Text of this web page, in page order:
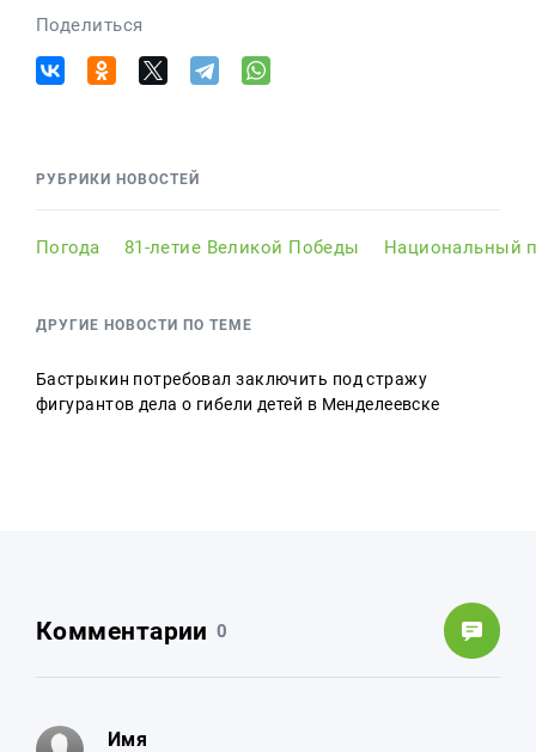
Поделиться
РУБРИКИ НОВОСТЕЙ
Погода 81-летие Великой Победы Национальный
ДРУГИЕ НОВОСТИ ПО ТЕМЕ
Бастрыкин потребовал заключить под стражу
фигурантов дела о гибели детей в Менделеевске
Комментарии 0
Имя